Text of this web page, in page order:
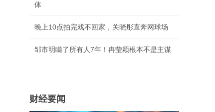
体
晚上10点拍完戏不回家，关晓彤直奔网球场
邹市明瞒了所有人7年！冉莹颖根本不是主谋
财经要闻